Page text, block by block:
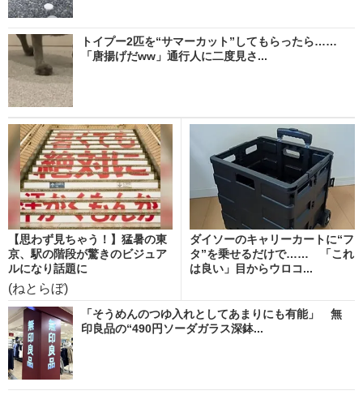
トイプー2匹を“サマーカット”してもらったら……
「唐揚げだww」通行人に二度見さ...
【思わず見ちゃう！】猛暑の東
京、駅の階段が驚きのビジュア
ルになり話題に
(ねとらぼ)
ダイソーのキャリーカートに“フ
タ”を乗せるだけで…… 「これ
は良い」目からウロコ...
「そうめんのつゆ入れとしてあまりにも有能」 無
印良品の“490円ソーダガラス深鉢...